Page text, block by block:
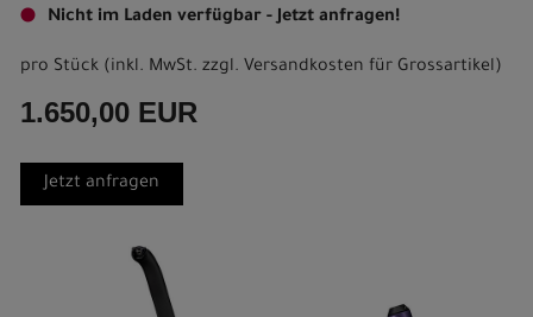
Nicht im Laden verfügbar - Jetzt anfragen!
pro Stück (inkl. MwSt. zzgl. Versandkosten für Grossartikel)
1.650,00 EUR
Jetzt anfragen